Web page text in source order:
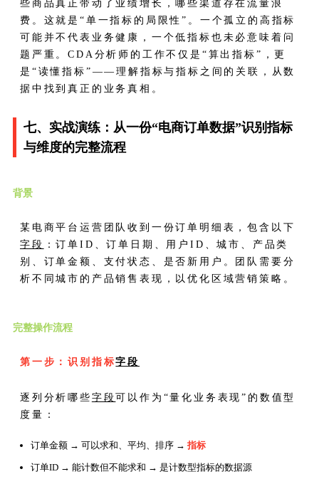
些商品真正带动了业绩增长，哪些渠道存在流量浪
费。这就是“单一指标的局限性”。一个孤立的高指标
可能并不代表业务健康，一个低指标也未必意味着问
题严重。CDA分析师的工作不仅是“算出指标”，更
是“读懂指标”——理解指标与指标之间的关联，从数
据中找到真正的业务真相。
七、实战演练：从一份“电商订单数据”识别指标
与维度的完整流程
背景
某电商平台运营团队收到一份订单明细表，包含以下
字段 ：订单ID、订单日期、用户ID、城市、产品类
别、订单金额、支付状态、是否新用户。团队需要分
析不同城市的产品销售表现，以优化区域营销策略。
完整操作流程
第一步：识别指标字段
逐列分析哪些 字段可以作为“量化业务表现”的数值型
度量：
订单金额 → 可以求和、平均、排序 → 指标
订单ID → 能计数但不能求和 → 是计数型指标的数据源